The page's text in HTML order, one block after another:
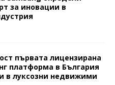
за иновации в
първата лицензирана
платформа в България
в луксозни недвижими